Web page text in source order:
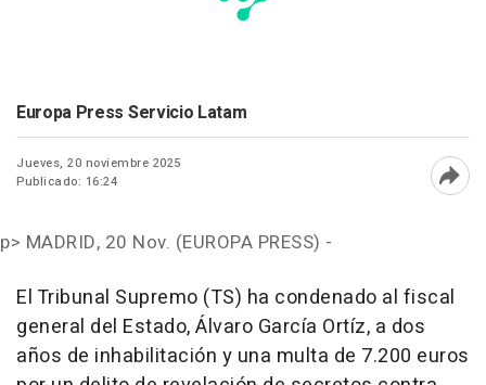
Europa Press Servicio Latam
Jueves, 20 noviembre 2025
Publicado: 16:24
p> MADRID, 20 Nov. (EUROPA PRESS) -
El Tribunal Supremo (TS) ha condenado al fiscal
general del Estado, Álvaro García Ortíz, a dos
años de inhabilitación y una multa de 7.200 euros